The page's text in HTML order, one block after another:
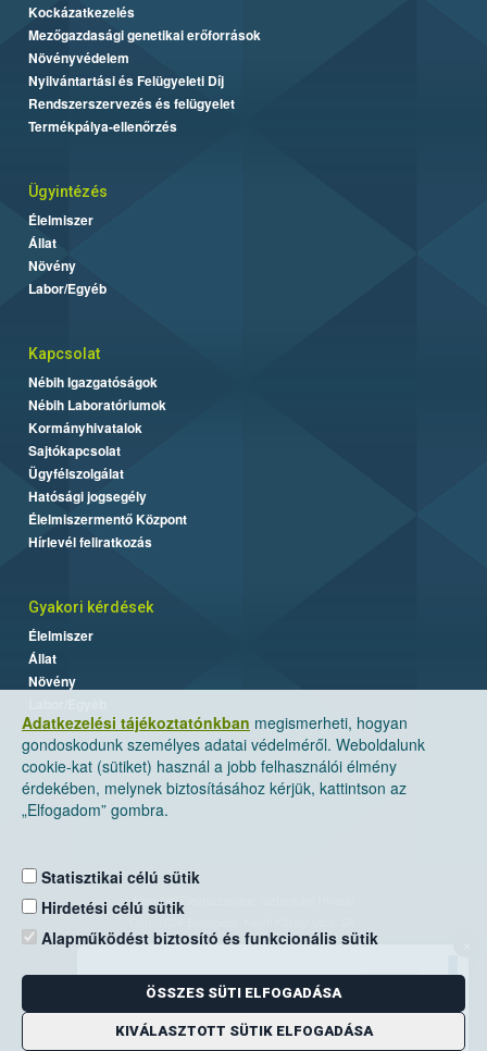
Adatkezelési tájékoztatónkban megismerheti, hogyan
gondoskodunk személyes adatai védelméről. Weboldalunk
cookie-kat (sütiket) használ a jobb felhasználói élmény
érdekében, melynek biztosításához kérjük, kattintson az
„Elfogadom” gombra.
Statisztikai célú sütik
Hirdetési célú sütik
Alapműködést biztosító és funkcionális sütik
ÖSSZES SÜTI ELFOGADÁSA
KIVÁLASZTOTT SÜTIK ELFOGADÁSA
Kockázatkezelés
Mezőgazdasági genetikai erőforrások
Növényvédelem
Nyilvántartási és Felügyeleti Díj
Rendszerszervezés és felügyelet
Termékpálya-ellenőrzés
Ügyintézés
Élelmiszer
Állat
Növény
Labor/Egyéb
Kapcsolat
Nébih Igazgatóságok
Nébih Laboratóriumok
Kormányhivatalok
Sajtókapcsolat
Ügyfélszolgálat
Hatósági jogsegély
Élelmiszermentő Központ
Hírlevél feliratkozás
Gyakori kérdések
Élelmiszer
Állat
Növény
Nemzeti Élelmiszerlánc-biztonsági Hivatal
Levelezési cím: 1525 Budapest. Pf. 30.
E-mail:ugyfelszolgalat@nebih.gov.hu
Zöld szám: 06-80/263-244
Telefon: 06-1/ 336-9000